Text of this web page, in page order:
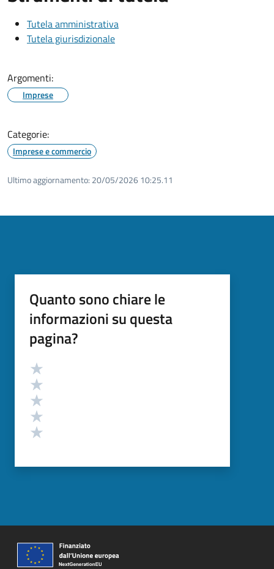
Tutela amministrativa
Tutela giurisdizionale
Argomenti:
Imprese
Categorie:
Imprese e commercio
Ultimo aggiornamento: 20/05/2026 10:25.11
Quanto sono chiare le
informazioni su questa
pagina?
Valutazione